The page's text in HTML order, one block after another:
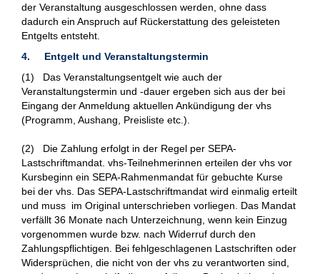
der Veranstaltung ausgeschlossen werden, ohne dass
dadurch ein Anspruch auf Rückerstattung des geleisteten
Entgelts entsteht.
4. Entgelt und Veranstaltungstermin
(1) Das Veranstaltungsentgelt wie auch der
Veranstaltungstermin und -dauer ergeben sich aus der bei
Eingang der Anmeldung aktuellen Ankündigung der vhs
(Programm, Aushang, Preisliste etc.).
(2) Die Zahlung erfolgt in der Regel per SEPA-
Lastschriftmandat. vhs-Teilnehmerinnen erteilen der vhs vor
Kursbeginn ein SEPA-Rahmenmandat für gebuchte Kurse
bei der vhs. Das SEPA-Lastschriftmandat wird einmalig erteilt
und muss im Original unterschrieben vorliegen. Das Mandat
verfällt 36 Monate nach Unterzeichnung, wenn kein Einzug
vorgenommen wurde bzw. nach Widerruf durch den
Zahlungspflichtigen. Bei fehlgeschlagenen Lastschriften oder
Widersprüchen, die nicht von der vhs zu verantworten sind,